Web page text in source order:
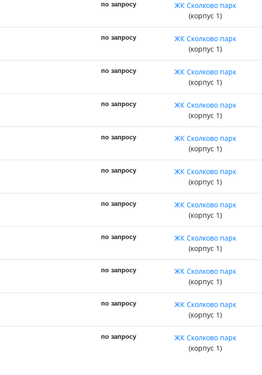
по запросу
ЖК Сколково парк
(корпус 1)
по запросу
ЖК Сколково парк
(корпус 1)
по запросу
ЖК Сколково парк
(корпус 1)
по запросу
ЖК Сколково парк
(корпус 1)
по запросу
ЖК Сколково парк
(корпус 1)
по запросу
ЖК Сколково парк
(корпус 1)
по запросу
ЖК Сколково парк
(корпус 1)
по запросу
ЖК Сколково парк
(корпус 1)
по запросу
ЖК Сколково парк
(корпус 1)
по запросу
ЖК Сколково парк
(корпус 1)
по запросу
ЖК Сколково парк
(корпус 1)